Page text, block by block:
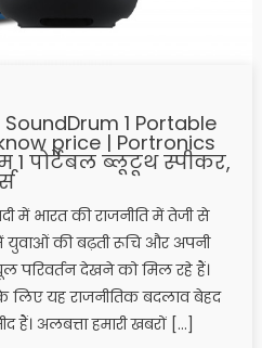
1 Portable
price | Portronics
1 पोर्टेबल ब्लूटूथ स्पीकर,
में भारत की राजनीति में तेजी से
युवाओं की बढ़ती रूचि और अपनी
परिवर्तन देखने को मिल रहे हैं।
यह राजनीतिक बदलाव बेहद
हैं। अलबत्ता हमारी खबरों […]